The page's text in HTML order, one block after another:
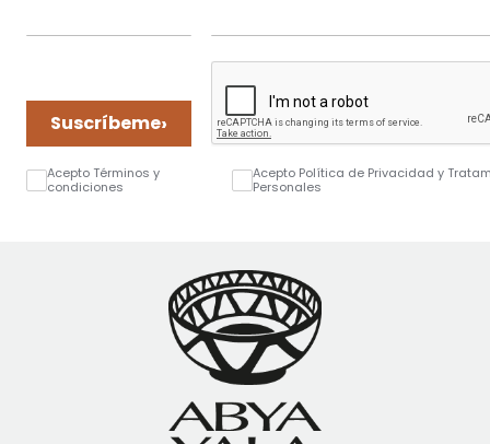
Suscríbeme›
Acepto Términos y
condiciones
Acepto Política de Privacidad y
Personales